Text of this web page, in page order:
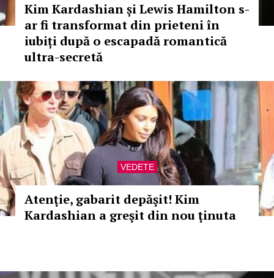
Kim Kardashian și Lewis Hamilton s-
ar fi transformat din prieteni în
iubiți după o escapadă romantică
ultra-secretă
VEDETE
Atenţie, gabarit depăşit! Kim
Kardashian a greşit din nou ţinuta